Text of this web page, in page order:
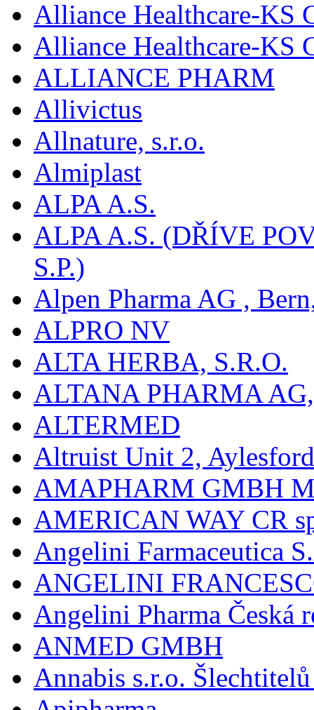
Alliance Healthcare-KS
Alliance Healthcare-KS
ALLIANCE PHARM
Allivictus
Allnature, s.r.o.
Almiplast
ALPA A.S.
ALPA A.S. (DŘÍVE
S.P.)
Alpen Pharma AG ,
ALPRO NV
ALTA HERBA, S.R.O.
ALTANA PHARMA
ALTERMED
Altruist Unit 2, Aylesford
AMAPHARM GMBH
AMERICAN WAY CR
Angelini Farmaceutica
ANGELINI
Angelini Pharma Česká
ANMED GMBH
Annabis s.r.o.